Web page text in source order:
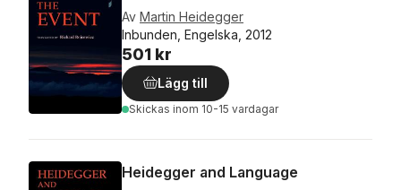
Av Martin Heidegger
Inbunden, Engelska, 2012
501 kr
Lägg till
Skickas inom 10-15 vardagar
Heidegger and Language